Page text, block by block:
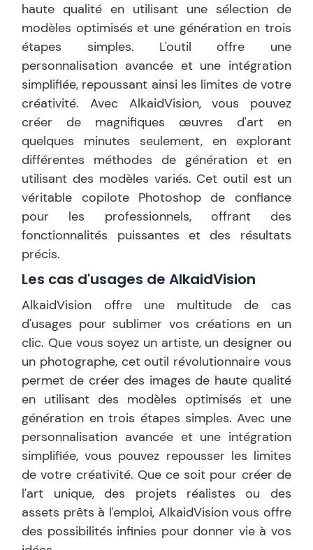
haute qualité en utilisant une sélection de
modèles optimisés et une génération en trois
étapes simples. L'outil offre une
personnalisation avancée et une intégration
simplifiée, repoussant ainsi les limites de votre
créativité. Avec AlkaidVision, vous pouvez
créer de magnifiques œuvres d'art en
quelques minutes seulement, en explorant
différentes méthodes de génération et en
utilisant des modèles variés. Cet outil est un
véritable copilote Photoshop de confiance
pour les professionnels, offrant des
fonctionnalités puissantes et des résultats
précis.
Les cas d'usages de AlkaidVision
AlkaidVision offre une multitude de cas
d'usages pour sublimer vos créations en un
clic. Que vous soyez un artiste, un designer ou
un photographe, cet outil révolutionnaire vous
permet de créer des images de haute qualité
en utilisant des modèles optimisés et une
génération en trois étapes simples. Avec une
personnalisation avancée et une intégration
simplifiée, vous pouvez repousser les limites
de votre créativité. Que ce soit pour créer de
l'art unique, des projets réalistes ou des
assets prêts à l'emploi, AlkaidVision vous offre
des possibilités infinies pour donner vie à vos